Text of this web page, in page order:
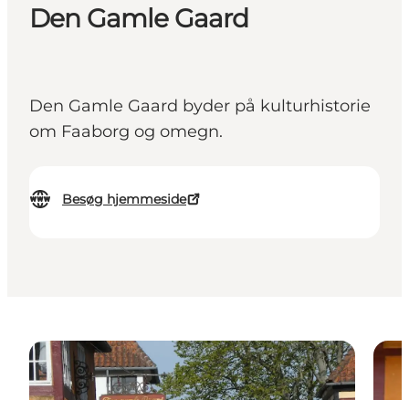
Den Gamle Gaard
Den Gamle Gaard byder på kulturhistorie
om Faaborg og omegn.
Besøg hjemmeside